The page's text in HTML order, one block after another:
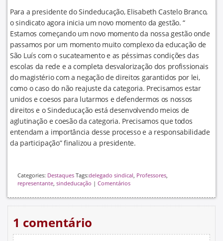
Para a presidente do Sindeducação, Elisabeth Castelo Branco,
o sindicato agora inicia um novo momento da gestão. “
Estamos começando um novo momento da nossa gestão onde
passamos por um momento muito complexo da educação de
São Luís com o sucateamento e as péssimas condições das
escolas da rede e a completa desvalorização dos profissionais
do magistério com a negação de direitos garantidos por lei,
como o caso do não reajuste da categoria. Precisamos estar
unidos e coesos para lutarmos e defendermos os nossos
direitos e o Sindeducação está desenvolvendo meios de
aglutinação e coesão da categoria. Precisamos que todos
entendam a importância desse processo e a responsabilidade
da participação” finalizou a presidente.
Categories: Destaques Tags:delegado sindical, Professores,
representante, sindeducação | Comentários
1 comentário